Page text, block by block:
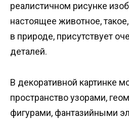
реалистичном рисунке
настоящее животное,
в природе, присутствует
деталей.
В декоративной картинке
пространство узорами,
фигурами, фантазийными